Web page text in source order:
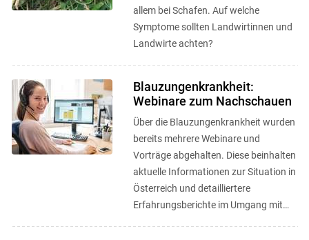
allem bei Schafen. Auf welche
Symptome sollten Landwirtinnen und
Landwirte achten?
Blauzungenkrankheit:
Webinare zum Nachschauen
Über die Blauzungenkrankheit wurden
bereits mehrere Webinare und
Vorträge abgehalten. Diese beinhalten
aktuelle Informationen zur Situation in
Österreich und detailliertere
Erfahrungsberichte im Umgang mit